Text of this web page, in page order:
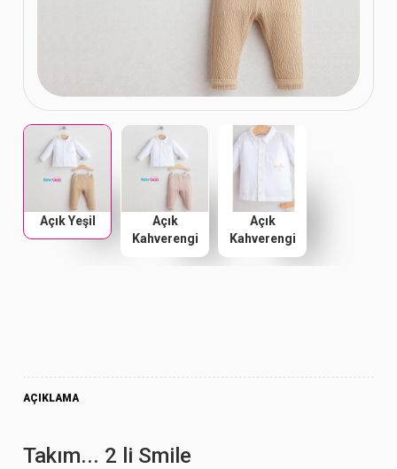
Açık Yeşil
Açık
Kahverengi
Açık
Kahverengi
AÇIKLAMA
Takım... 2 li Smile